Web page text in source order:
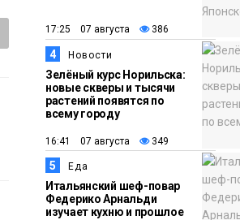
Общество
Как в
помогают
из
центра
жизни
17:25 07 августа 386
4 Новости
Зелёный курс Норильска:
новые скверы и тысячи
растений появятся по
всему городу
16:41 07 августа 349
5 Еда
Итальянский шеф-повар
Федерико Арнальди
изучает кухню и прошлое